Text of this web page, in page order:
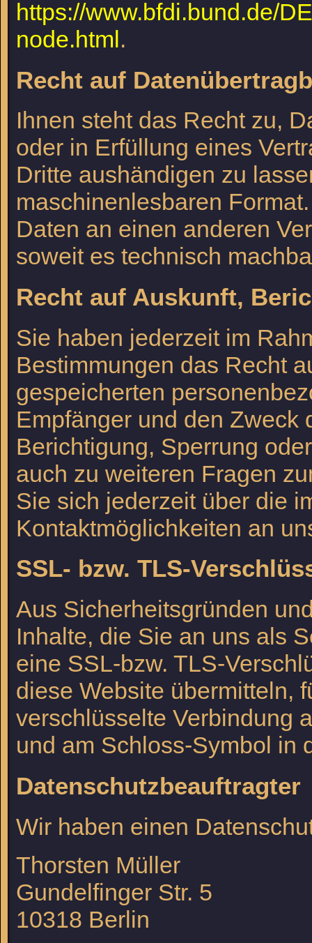
https://www.bfdi.bund.de/
node.html.
Recht auf
Ihnen steht das Recht zu,
oder in Erfüllung eines
Dritte aushändigen zu
maschinenlesbaren
Daten an einen anderen
soweit es technisch
Recht auf Auskunft,
Sie haben jederzeit im
Bestimmungen das Recht
gespeicherten
Empfänger und den Zweck
Berichtigung, Sperrung
auch zu weiteren Fragen
Sie sich jederzeit über die
Kontaktmöglichkeiten an
SSL- bzw. TLS-
Aus Sicherheitsgründen
Inhalte, die Sie an uns als
eine SSL-bzw. TLS-
diese Website übermitteln,
verschlüsselte Verbindung
und am Schloss-Symbol in
Datenschutzbeauftragter
Wir haben einen
Thorsten Müller
Gundelfinger Str. 5
10318 Berlin